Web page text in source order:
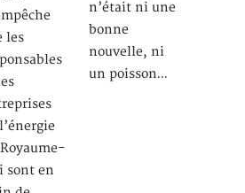
les
sont en
n’était ni une
bonne
nouvelle, ni
un poisson…